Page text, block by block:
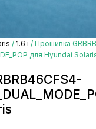
/ 1.6 i / Прошивка
для Hyundai